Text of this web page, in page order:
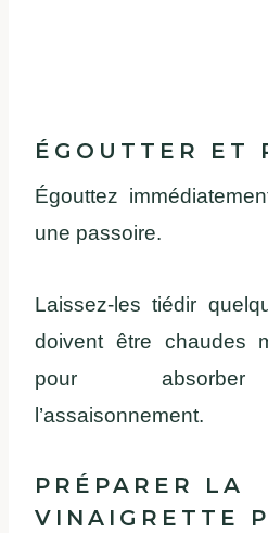
ÉGOUTTER ET
Égouttez
une passoire.
Laissez-les tiédir
doivent être chaudes
pour absorber
l’assaisonnement.
PRÉPARER LA
VINAIGRETTE